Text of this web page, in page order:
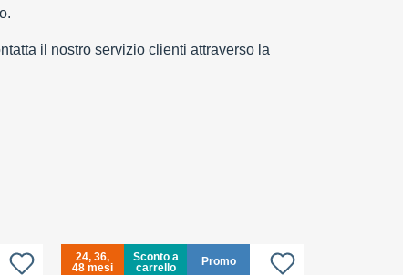
il nostro servizio clienti attraverso la
24, 36,
48 mesi
Sconto a
carrello
Promo